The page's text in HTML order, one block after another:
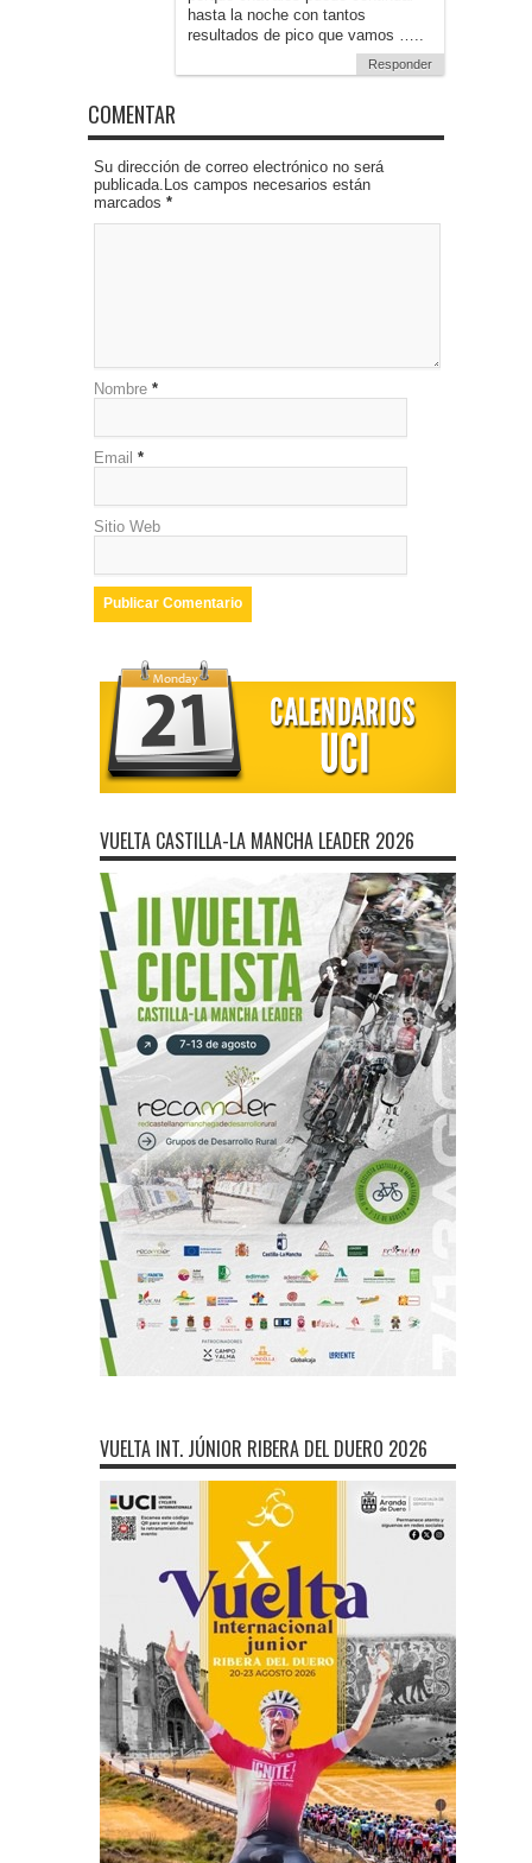
hasta la noche con tantos
resultados de pico que vamos …..
Responder
COMENTAR
Su dirección de correo electrónico no será
publicada.Los campos necesarios están
marcados *
Nombre *
Email *
Sitio Web
VUELTA CASTILLA-LA MANCHA LEADER 2026
VUELTA INT. JÚNIOR RIBERA DEL DUERO 2026